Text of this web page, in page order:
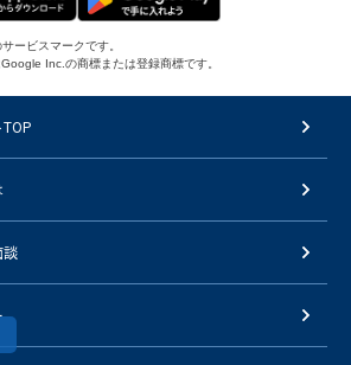
ービスマークです。
Inc.の商標または登録商標です。
談